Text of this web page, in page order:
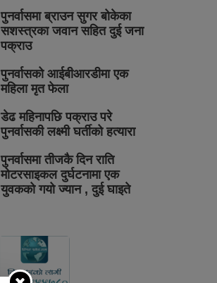
पुनर्वासमा ब्राउन सुगर बोकेका
सशस्त्रका जवान सहित दुई जना
पक्राउ
पुनर्वासको आईबीआरडीमा एक
महिला मृत फेला
डेढ महिनापछि पक्राउ परे
पुनर्वासकी लक्ष्मी घर्तीको हत्यारा
पुनर्वासमा तीजकै दिन राति
मोटरसाइकल दुर्घटनामा एक
युवकको गयो ज्यान , दुई घाइते